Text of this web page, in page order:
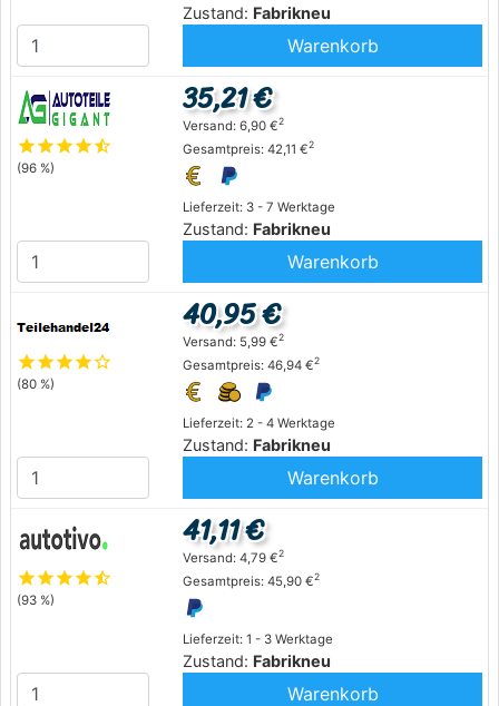
Zustand: Fabrikneu
Warenkorb
starstarstarstarstar_half
(96 %)
Lieferzeit: 3 - 7 Werktage
Zustand: Fabrikneu
35,21 €
Versand: 6,90 €2
Gesamtpreis: 42,11 €2
Warenkorb
starstarstarstarstar_outline
(80 %)
Lieferzeit: 2 - 4 Werktage
Zustand: Fabrikneu
40,95 €
Versand: 5,99 €2
Gesamtpreis: 46,94 €2
Warenkorb
starstarstarstarstar_half
(93 %)
Lieferzeit: 1 - 3 Werktage
Zustand: Fabrikneu
41,11 €
Versand: 4,79 €2
Gesamtpreis: 45,90 €2
Warenkorb